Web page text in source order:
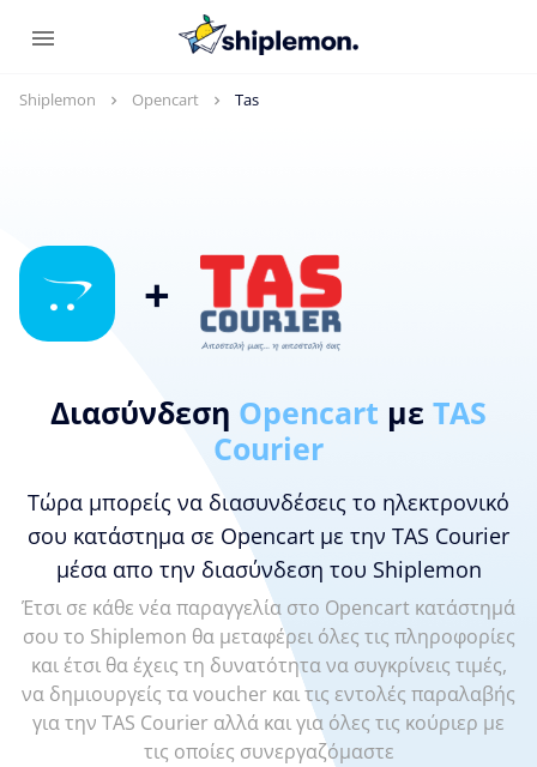
Shiplemon Opencart Tas
+
Διασύνδεση Opencart με TAS
Courier
Τώρα μπορείς να διασυνδέσεις το ηλεκτρονικό
σου κατάστημα σε Opencart με την TAS Courier
μέσα απο την διασύνδεση του Shiplemon
Έτσι σε κάθε νέα παραγγελία στο Opencart κατάστημά
σου το Shiplemon θα μεταφέρει όλες τις πληροφορίες
και έτσι θα έχεις τη δυνατότητα να συγκρίνεις τιμές,
να δημιουργείς τα voucher και τις εντολές παραλαβής
για την TAS Courier αλλά και για όλες τις κούριερ με
τις οποίες συνεργαζόμαστε